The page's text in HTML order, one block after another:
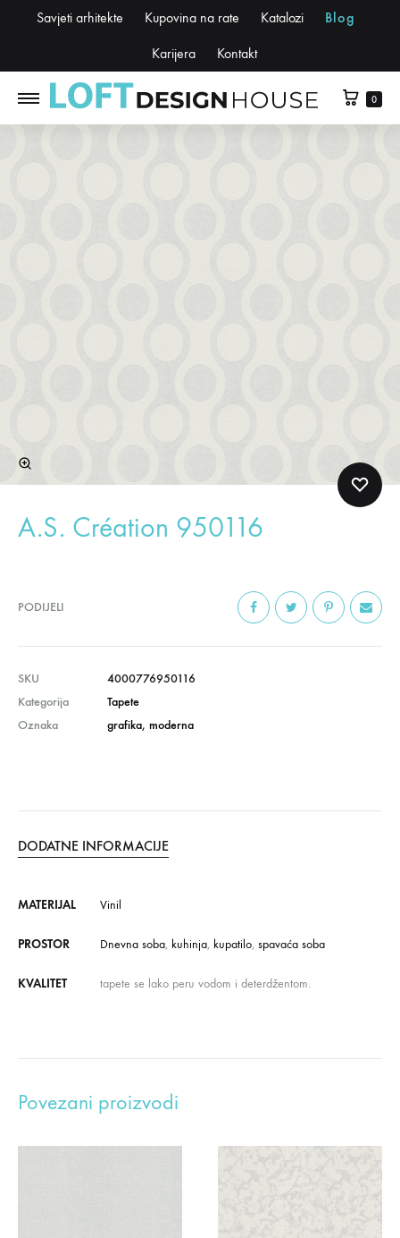
Savjeti arhitekte Kupovina na rate Katalozi Blog
Karijera Kontakt
0
A.S. Création 950116
PODIJELI
SKU
4000776950116
Kategorija
Tapete
Oznaka
grafika, moderna
DODATNE INFORMACIJE
MATERIJAL Vinil
PROSTOR Dnevna soba, kuhinja, kupatilo, spavaća soba
KVALITET tapete se lako peru vodom i deterdžentom.
Povezani proizvodi